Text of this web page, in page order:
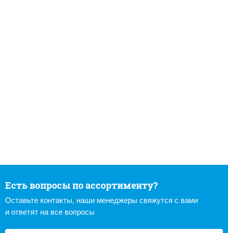
Есть вопросы по ассортименту?
Оставьте контакты, наши менеджеры свяжутся с вами
и ответят на все вопросы